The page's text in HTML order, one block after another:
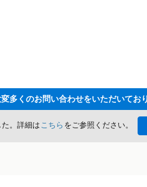
。詳細はこちら をご参照ください。